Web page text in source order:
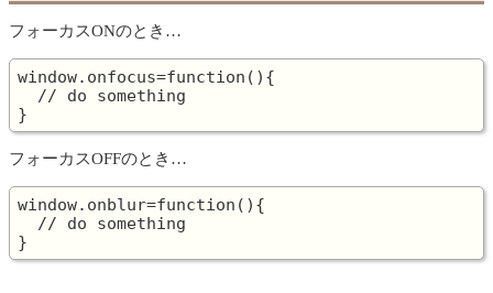
フォーカスONのとき…
window.onfocus=function(){
  // do something
フォーカスOFFのとき…
window.onblur=function(){
  // do something